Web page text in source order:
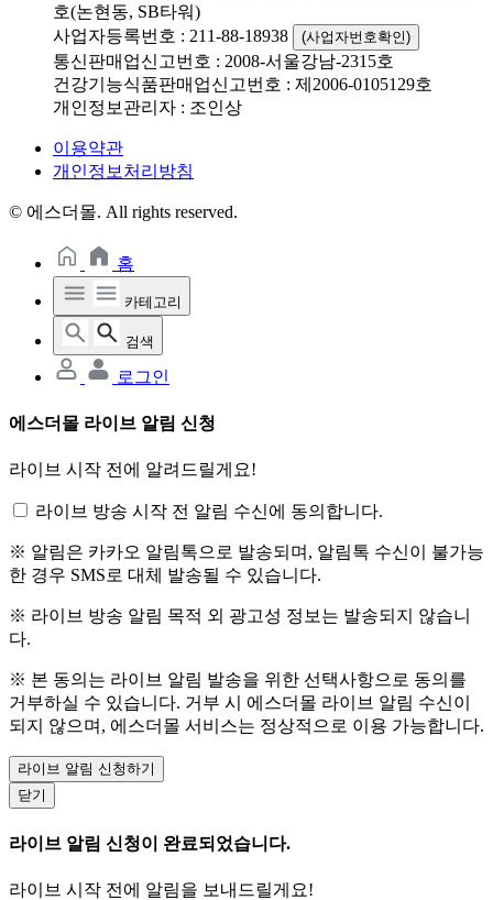
호(논현동, SB타워)
사업자등록번호 : 211-88-18938
(사업자번호확인)
통신판매업신고번호 : 2008-서울강남-2315호
건강기능식품판매업신고번호 : 제2006-0105129호
개인정보관리자 : 조인상
이용약관
개인정보처리방침
© 에스더몰. All rights reserved.
홈
카테고리
검색
로그인
에스더몰 라이브 알림 신청
라이브 시작 전에 알려드릴게요!
라이브 방송 시작 전 알림 수신에 동의합니다.
※ 알림은 카카오 알림톡으로 발송되며, 알림톡 수신이 불가능
한 경우 SMS로 대체 발송될 수 있습니다.
※ 라이브 방송 알림 목적 외 광고성 정보는 발송되지 않습니
다.
※ 본 동의는 라이브 알림 발송을 위한 선택사항으로 동의를
거부하실 수 있습니다. 거부 시 에스더몰 라이브 알림 수신이
되지 않으며, 에스더몰 서비스는 정상적으로 이용 가능합니다.
라이브 알림 신청하기
닫기
라이브 알림 신청이 완료되었습니다.
라이브 시작 전에 알림을 보내드릴게요!